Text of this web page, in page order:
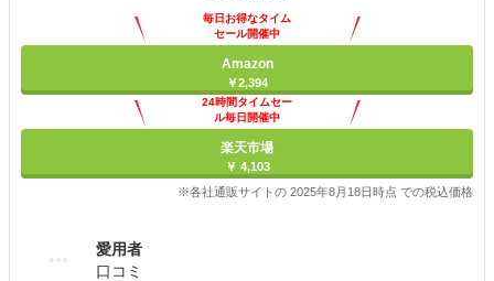
毎日お得なタイム
セール開催中
Amazon
￥2,394
24時間タイムセー
ル毎日開催中
楽天市場
￥ 4,103
※各社通販サイトの 2025年8月18日時点 での税込価格
愛用者
口コミ